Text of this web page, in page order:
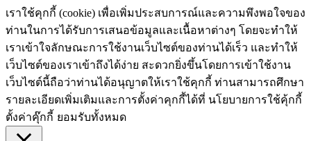
เราใช้คุกกี้ (cookie) เพื่อเพิ่มประสบการณ์และความพึงพอใจของ
ท่านในการได้รับการเสนอข้อมูลและเนื้อหาต่างๆ โดยจะทำให้
เราเข้าใจลักษณะการใช้งานเว็บไซต์ของท่านได้เร็ว และทำให้
เว็บไซต์ของเราเข้าถึงได้ง่าย สะดวกยิ่งขึ้นโดยการเข้าใช้งาน
เว็บไซต์นี้ถือว่าท่านได้อนุญาตให้เราใช้คุกกี้ ท่านสามารถศึกษา
รายละเอียดเพิ่มเติมและการตั้งค่าคุกกี้ได้ที่ นโยบายการใช้คุ้กกี้
ตั้งค่าคุ๊กกี้ ยอมรับทั้งหมด